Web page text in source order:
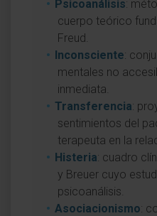
Psicoanálisis:
cuerpo teórico
Freud.
Inconsciente:
mentales no
inmediata.
Transferencia:
sentimientos del
terapeuta en la
Histeria: cuadro
y Breuer cuyo
psicoanálisis.
Asociacionismo: